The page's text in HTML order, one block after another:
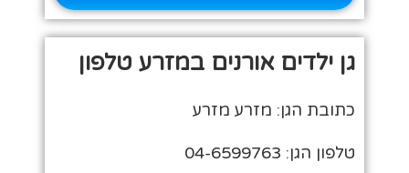
גן ילדים אורנים במזרע טלפון
כתובת הגן: מזרע מזרע
טלפון הגן: 04-6599763